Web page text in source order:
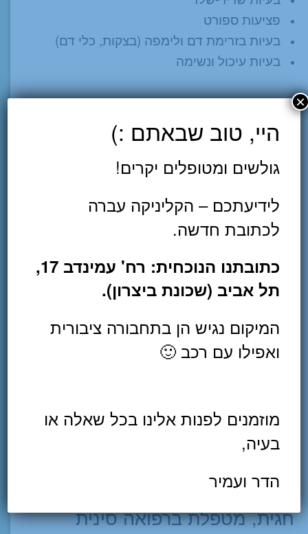
פציעות ספורט
בעיות בזרימת דם ולימפה (בצקות, כלי דם)
בעיות עיכול ונשימה
למה כדאי לכם להצטרף
לקורס הקרוב?
זה מה שמספרים בוגרי הקורס. הרשמה
לפרטים והרשמה
תרגול פרקטי לצד תאוריה
חגית, מטפלת ברפואה סינית
היי, טוב שבאתם :)
גולשים ומטופלים יקרים!
לידיעתכם – הקליניקה עברה
לכתובת חדשה.
כתובתנו הנוכחית: רח' עמינדב 17,
תל אביב (שכונת ביצרון).
המיקום נגיש הן בתחבורה ציבורית
ואפילו עם רכב 🙂
מוזמנים לפנות אלינו בכל שאלה או
בעיה,
הדר ועמיר
×